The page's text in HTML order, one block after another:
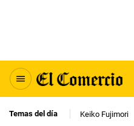
Temas del día Keiko Fujimori